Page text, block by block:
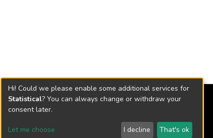
2018
Hi! Could we please enable some additional services for
Statistical? You can always change or withdraw your
consent later.
Let me choose I decline That's ok